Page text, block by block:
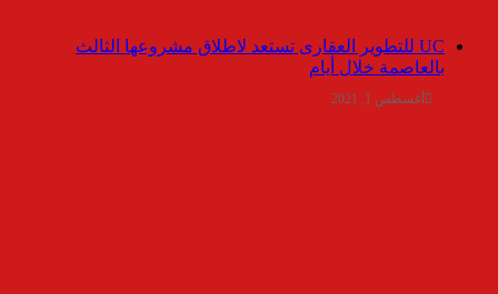
UC للتطوير العقارى تستعد لاطلاق مشروعها الثالث
بالعاصمة خلال أيام
أغسطس 1, 2021